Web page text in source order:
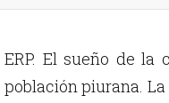
BIGGER
ERP. El sueño de la
población piurana.